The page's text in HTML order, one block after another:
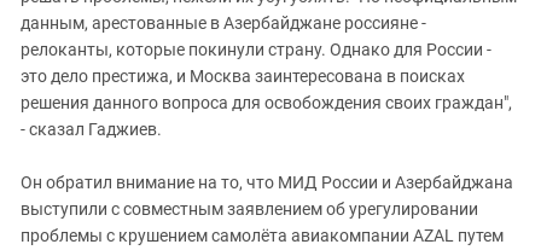
данным, арестованные в Азербайджане россияне -
релоканты, которые покинули страну. Однако для России -
это дело престижа, и Москва заинтересована в поисках
решения данного вопроса для освобождения своих граждан",
- сказал Гаджиев.
Он обратил внимание на то, что МИД России и Азербайджана
выступили с совместным заявлением об урегулировании
проблемы с крушением самолёта авиакомпании AZAL путем